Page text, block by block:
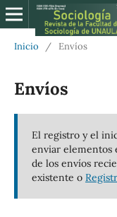
Inicio / Envíos
Envíos
El registro y el
enviar elementos
de los envíos
existente o